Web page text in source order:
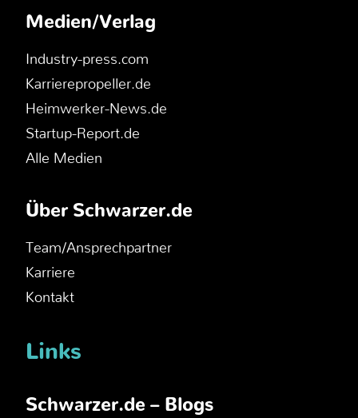
Medien/Verlag
Industry-press.com
Karrierepropeller.de
Heimwerker-News.de
Startup-Report.de
Alle Medien
Über Schwarzer.de
Team/Ansprechpartner
Karriere
Kontakt
Links
Schwarzer.de – Blogs